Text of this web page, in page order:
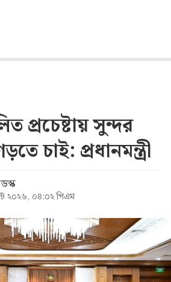
প্রচেষ্টায় সুন্দর
চাই: প্রধানমন্ত্রী
২০২৬, ০৪:০২ পিএম